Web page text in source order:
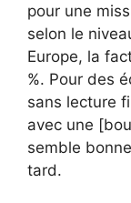
pour une
selon le
Europe, la
%. Pour des
sans lecture
avec une
semble
tard.